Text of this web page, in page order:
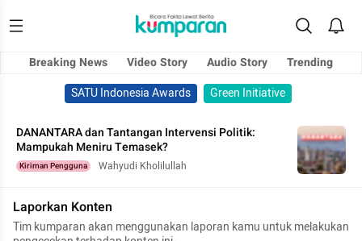
Breaking News Video Story Audio Story
Trending
SATU Indonesia Awards
Green Initiative
DANANTARA dan Tantangan Intervensi Politik:
Mampukah Meniru Temasek?
Kiriman Pengguna Wahyudi Kholilullah
Laporkan Konten
Tim kumparan akan menggunakan laporan kamu untuk melakukan